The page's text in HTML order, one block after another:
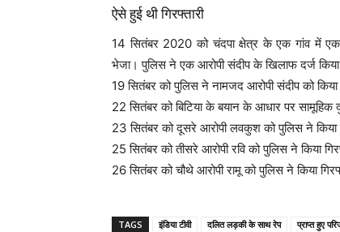
ऐसे हुई थी गिरफ्तारी
14 सितंबर 2020 को चंदपा क्षेत्र के एक गांव में
भेजा। पुलिस ने एक आरोपी संदीप के खिलाफ दर्ज
19 सितंबर को पुलिस ने नामजद आरोपी संदीप को किया
22 सितंबर को बिटिया के बयान के आधार पर सामूहिक
23 सितंबर को दूसरे आरोपी लवकुश को पुलिस ने किया
25 सितंबर को तीसरे आरोपी रवि को पुलिस ने किया
26 सितंबर को चौथे आरोपी रामू को पुलिस ने किया
TAGS इंडिया टीवी दलित लड़की के साथ रेप प्राप्त हुए